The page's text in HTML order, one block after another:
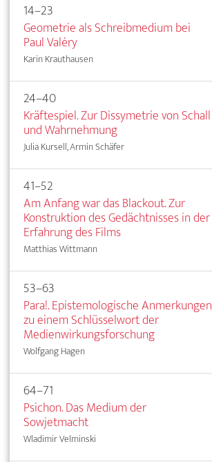
14–23
Geometrie als Schreibmedium bei
Paul Valéry
Karin Krauthausen
24–40
Kräftespiel. Zur Dissymetrie von Schall
und Wahrnehmung
Julia Kursell, Armin Schäfer
41–52
Am Anfang war das Blackout. Zur
Konstruktion des Gedächtnisses in der
Erfahrung des Films
Matthias Wittmann
53–63
Para!. Epistemologische Anmerkungen
zu einem Schlüsselwort der
Medienwirkungsforschung
Wolfgang Hagen
64–71
Psichon. Das Medium der
Sowjetmacht
Wladimir Velminski